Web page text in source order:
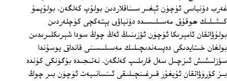
غەرب دۇنياسى ئۈچۈن ئېغىر سىناقلاردىن بولۇپ كەلگەن. بولۇپمۇ
كىشىلىك ھوقۇق مەسىلىسىدە دۇنياۋى يېتەكچى كۈچلەردىن
بولۇۋاتقان ئامېرىكا ئۈچۈن ئۆزىنىڭ ئەڭ چوڭ سودا شېرىكلىرىدىن
بولغان خىتايدىكى دەپسەندىچىلىك مەسىلىسىنى قانداق يوسۇندا
سۆزلىشىش ئىزچىل سەل قارىلىپ كەلگەن. نەتىجىدە بۈگۈنكى كۈندە
بىز كۆرۈۋاتقان ئۇيغۇر قىرغىنچىلىقى ئىنسانىيەت ئۈچۈن بىر چوڭ